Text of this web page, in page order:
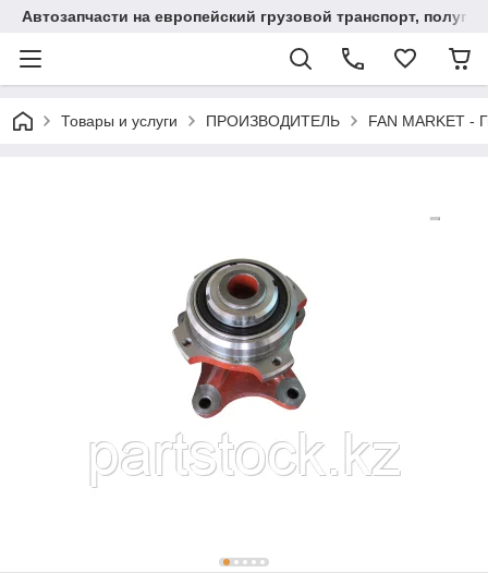
Автозапчасти на европейский грузовой транспорт,
Товары и услуги ПРОИЗВОДИТЕЛЬ FAN MARKET -